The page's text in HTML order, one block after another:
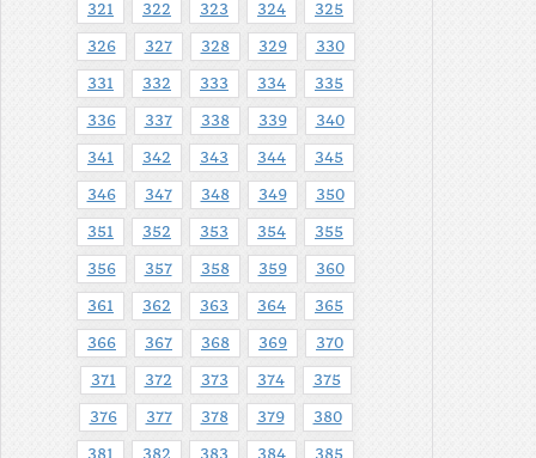
321 322 323 324 325
326 327 328 329 330
331 332 333 334 335
336 337 338 339 340
341 342 343 344 345
346 347 348 349 350
351 352 353 354 355
356 357 358 359 360
361 362 363 364 365
366 367 368 369 370
371 372 373 374 375
376 377 378 379 380